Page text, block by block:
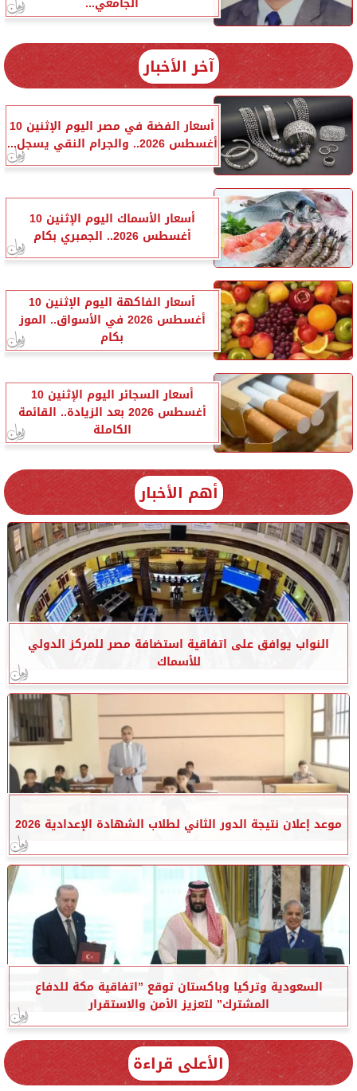
آخر الأخبار
أسعار الفضة في مصر اليوم الإثنين 10
أغسطس 2026.. والجرام النقي يسجل...
أسعار الأسماك اليوم الإثنين 10
أغسطس 2026.. الجمبري بكام
أسعار الفاكهة اليوم الإثنين 10
أغسطس 2026 في الأسواق.. الموز
بكام
أسعار السجائر اليوم الإثنين 10
أغسطس 2026 بعد الزيادة.. القائمة
الكاملة
أهم الأخبار
النواب يوافق على اتفاقية استضافة مصر للمركز الدولي
للأسماك
موعد إعلان نتيجة الدور الثاني لطلاب الشهادة الإعدادية 2026
السعودية وتركيا وباكستان توقع ”اتفاقية مكة للدفاع
المشترك” لتعزيز الأمن والاستقرار
الأعلى قراءة